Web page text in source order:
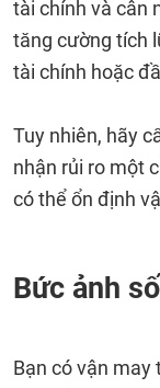
tài chính và cân
tăng cường tích
tài chính hoặc
Tuy nhiên, hãy
nhận rủi ro một
có thể ổn định
Bức ảnh
Bạn có vận may